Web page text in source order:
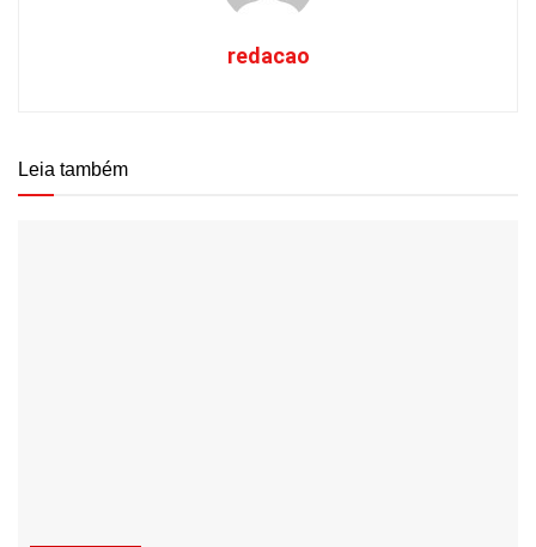
redacao
Leia também